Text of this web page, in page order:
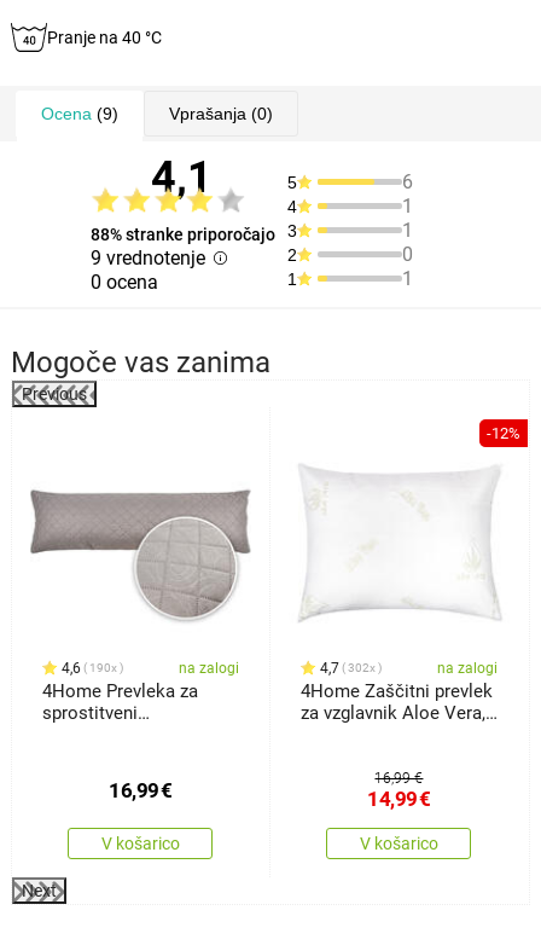
Pranje na 40 °C
Ocena (9) Vprašanja (0)
4,1
88% stranke priporočajo
9 vrednotenje
0 ocena
5 6
4 1
3 1
2 0
1 1
Mogoče vas zanima
Previous
4,6 190x na zalogi
4Home Prevleka za
sprostitveni
x 150 cm
16,99€
V košarico
-12%
4,7 302x na zalogi
4Home Zaščitni prevlek
za vzglavnik Aloe Vera,
16,99 €
14,99€
V košarico
Next